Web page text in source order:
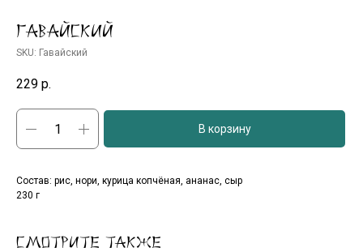
Гавайский
SKU: Гавайский
229 р.
В корзину
Состав: рис, нори, курица копчёная, ананас, сыр
230 г
Смотрите также